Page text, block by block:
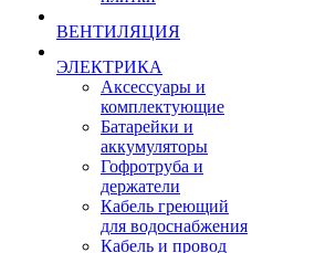
ВЕНТИЛЯЦИЯ
ЭЛЕКТРИКА
Аксессуары и
комплектующие
Батарейки и
аккумуляторы
Гофротруба и
держатели
Кабель греющий
для водоснабжения
Кабель и провод